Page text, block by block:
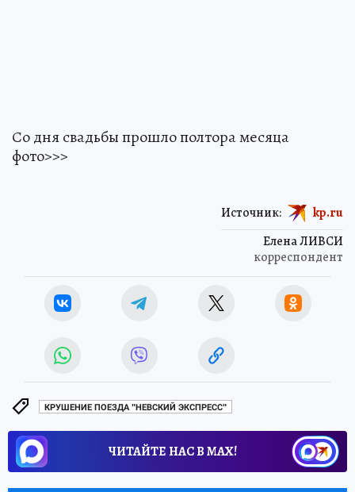
Со дня свадьбы прошло полтора месяца
фото>>>
Елена ЛИВСИ
корреспондент
Источник: kp.ru
КРУШЕНИЕ ПОЕЗДА "НЕВСКИЙ ЭКСПРЕСС"
ЧИТАЙТЕ НАС В МАХ!